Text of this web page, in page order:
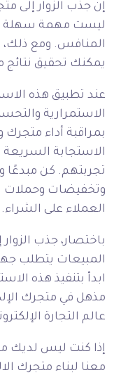
إن جذب الزوار إلى
ليست مهمة سهلة في
المنافس. ومع ذلك،
يمكنك تحقيق
عند تطبيق هذه
الاستمرارية
بمراقبة أداء متجرك
الاستجابة السريعة
تجربتهم. كن مبدعًا
وتخفيضات وحملات
العملاء على الشراء.
باختصار، جذب الزوار
المبيعات يتطلب
ابدأ بتنفيذ هذه
مذهل في متجرك
عالم التجارة
إذا كنت ليس لديك
معنا لبناء متجرك